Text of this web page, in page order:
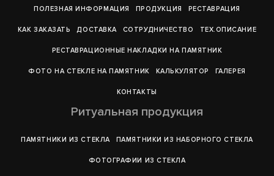
ПОЛЕЗНАЯ ИНФОРМАЦИЯ ПРОДУКЦИЯ РЕСТАВРАЦИЯ
КАК ЗАКАЗАТЬ ДОСТАВКА СОТРУДНИЧЕСТВО ТЕХ.ОПИСАНИЕ
РЕСТАВРАЦИОННЫЕ НАКЛАДКИ НА ПАМЯТНИК
ФОТО НА СТЕКЛЕ НА ПАМЯТНИК КАЛЬКУЛЯТОР ГАЛЕРEЯ
КОНТАКТЫ
Ритуальная продукция
ПАМЯТНИКИ ИЗ СТЕКЛА ПАМЯТНИКИ ИЗ НАБОРНОГО СТЕКЛА
ФОТОГРАФИИ ИЗ СТЕКЛА